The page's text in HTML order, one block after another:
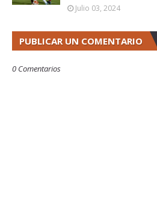
Julio 03, 2024
PUBLICAR UN COMENTARIO
0 Comentarios